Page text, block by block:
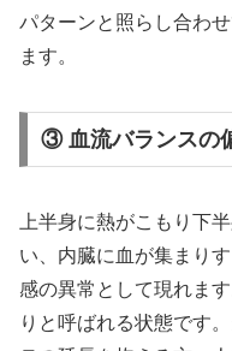
パターンと照らし合わ
ます。
③ 血流バランスの
上半身に熱がこもり下
い、内臓に血が集まり
感の異常として現れま
りと呼ばれる状態です